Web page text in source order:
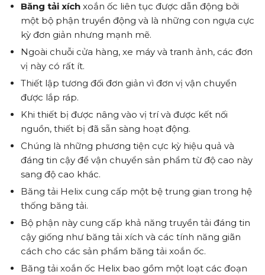
Băng tải xích xoắn ốc liên tục được dẫn động bởi
một bộ phận truyền động và là những con ngựa cực
kỳ đơn giản nhưng mạnh mẽ.
Ngoài chuỗi cửa hàng, xe máy và tranh ảnh, các đơn
vị này có rất ít.
Thiết lập tương đối đơn giản vì đơn vị vận chuyển
được lắp ráp.
Khi thiết bị được nâng vào vị trí và được kết nối
nguồn, thiết bị đã sẵn sàng hoạt động.
Chúng là những phương tiện cực kỳ hiệu quả và
đáng tin cậy để vận chuyển sản phẩm từ độ cao này
sang độ cao khác.
Băng tải Helix cung cấp một bệ trung gian trong hệ
thống băng tải.
Bộ phận này cung cấp khả năng truyền tải đáng tin
cậy giống như băng tải xích và các tính năng giãn
cách cho các sản phẩm băng tải xoắn ốc.
Băng tải xoắn ốc Helix bao gồm một loạt các đoạn